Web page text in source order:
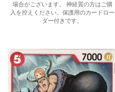
場合がございます。 神経質の方はご購
入を控えください。保護用のカードロー
ダー付きです。